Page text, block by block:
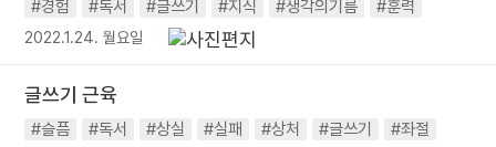
#경험 #독서 #글쓰기 #지식 #생각의기름 #훈력
2022.1.24. 월요일
글쓰기 근육
#슬픔 #독서 #상실 #실패 #상처 #글쓰기
#좌절